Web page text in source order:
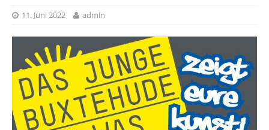
11. Juni 2022 admin